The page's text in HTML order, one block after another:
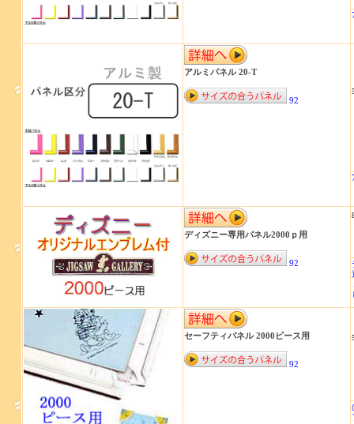
アルミパネル 20-T
92
ディズニー専用パネル2000ｐ用
92
セーフティパネル 2000ピース用
92